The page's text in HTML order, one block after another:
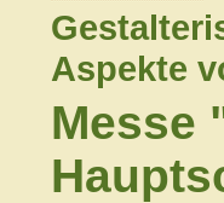
Aspekte
Messe